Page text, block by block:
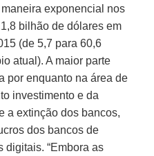
exponencial nos
bilhão de dólares em
(de 5,7 para 60,6
atual). A maior parte
por enquanto na área de
investimento e da
a extinção dos bancos,
dos bancos de
digitais. “Embora as